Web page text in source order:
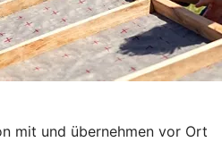
mit und übernehmen vor Ort